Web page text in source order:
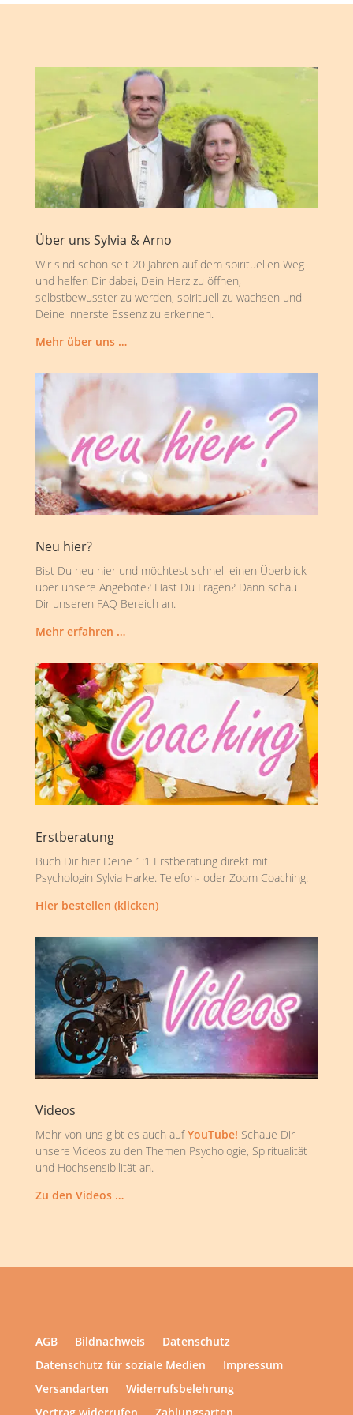
Über uns Sylvia & Arno
Wir sind schon seit 20 Jahren auf dem spirituellen Weg
und helfen Dir dabei, Dein Herz zu öffnen,
selbstbewusster zu werden, spirituell zu wachsen und
Deine innerste Essenz zu erkennen.
Mehr über uns …
Neu hier?
Bist Du neu hier und möchtest schnell einen Überblick
über unsere Angebote? Hast Du Fragen? Dann schau
Dir unseren FAQ Bereich an.
Mehr erfahren …
Erstberatung
Buch Dir hier Deine 1:1 Erstberatung direkt mit
Psychologin Sylvia Harke. Telefon- oder Zoom Coaching.
Hier bestellen (klicken)
Videos
Mehr von uns gibt es auch aufYouTube! Schaue Dir
unsere Videos zu den Themen Psychologie, Spiritualität
und Hochsensibilität an.
Zu den Videos …
AGB Bildnachweis
Datenschutz
Datenschutz für soziale Medien
Impressum
Versandarten
Widerrufsbelehrung